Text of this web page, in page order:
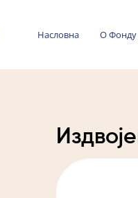
Насловна О Фонду